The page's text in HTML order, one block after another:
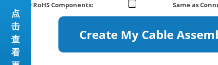
Only RoHS Components: Same as
Create My Cable
点
击
查
看